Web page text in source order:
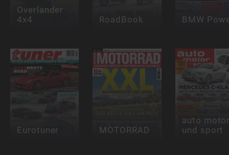
Overlander
4x4 RoadBook BMW
Eurotuner MOTORRAD
auto
und sport